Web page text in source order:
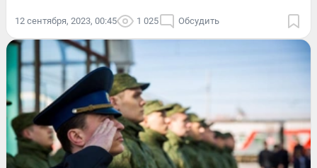
12 сентября, 2023, 00:45 1 025 Обсудить